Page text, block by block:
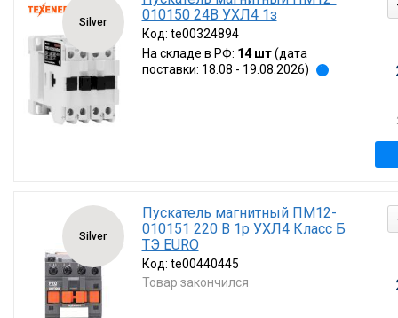
Silver
010150 24В УХЛ4 1з
Код: te00324894
На складе в РФ: 14 шт (дата
поставки: 18.08 - 19.08.2026)
i
Silver
Пускатель магнитный ПМ12-
010151 220 В 1р УХЛ4 Класс Б
ТЭ EURO
Код: te00440445
Товар закончился